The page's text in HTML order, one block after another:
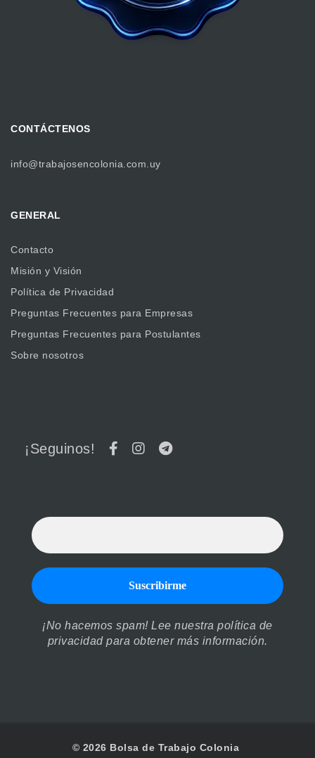
CONTÁCTENOS
info@trabajosencolonia.com.uy
GENERAL
Contacto
Misión y Visión
Política de Privacidad
Preguntas Frecuentes para Empresas
Preguntas Frecuentes para Postulantes
Sobre nosotros
¡Seguinos!
¡No hacemos spam! Lee nuestrapolítica de
privacidadpara obtener más información.
© 2026 Bolsa de Trabajo Colonia